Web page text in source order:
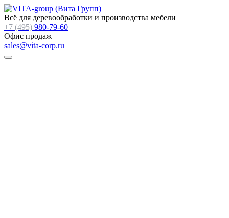
Всё для деревообработки и производства мебели
+7 (495) 980-79-60
Офис продаж
sales@vita-corp.ru